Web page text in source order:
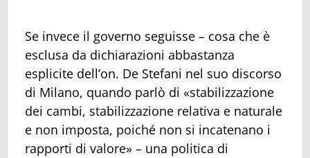
Se invece il governo seguisse – cosa che è
esclusa da dichiarazioni abbastanza
esplicite dell’on. De Stefani nel suo discorso
di Milano, quando parlò di «stabilizzazione
dei cambi, stabilizzazione relativa e naturale
e non imposta, poiché non si incatenano i
rapporti di valore» – una politica di